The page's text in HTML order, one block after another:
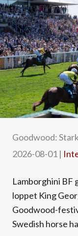
Goodwood:
2026-08-01 |
Lamborghini BF
loppet King
Goodwood-
Swedish horse